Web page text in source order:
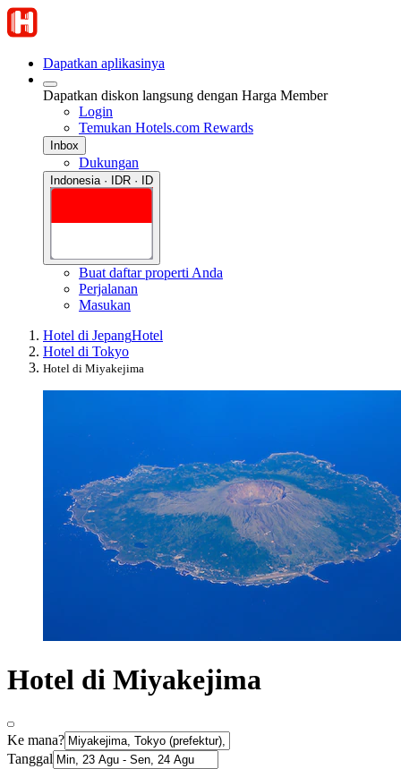
Dapatkan aplikasinya
Dapatkan diskon langsung dengan Harga Member
Login
Temukan Hotels.com Rewards
Inbox
Dukungan
Indonesia · IDR · ID
Buat daftar properti Anda
Perjalanan
Masukan
Hotel di JepangHotel
Hotel di Tokyo
Hotel di Miyakejima
Hotel di Miyakejima
Ke mana?
Tanggal